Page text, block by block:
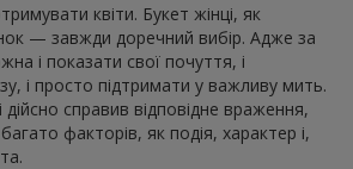
квіти. Букет жінці, як
— завжди доречний вибір. Адже за
і показати свої почуття, і
і просто підтримати у важливу мить.
справив відповідне враження,
факторів, як подія, характер і,